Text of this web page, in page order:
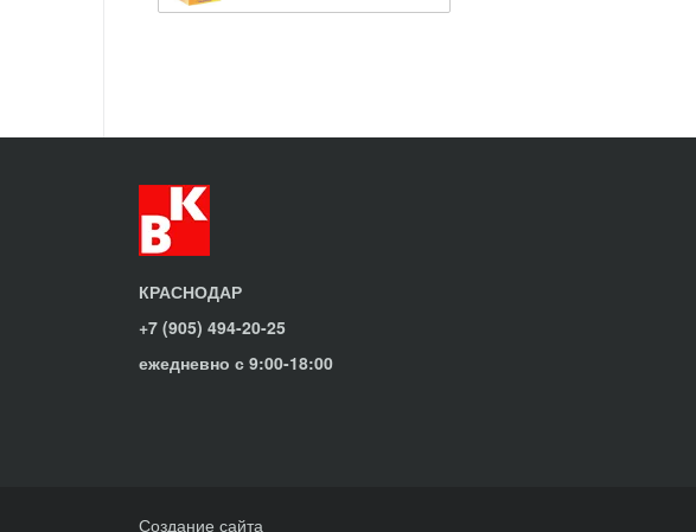
КРАСНОДАР
+7 (905) 494-20-25
ежедневно с 9:00-18:00
Создание сайта